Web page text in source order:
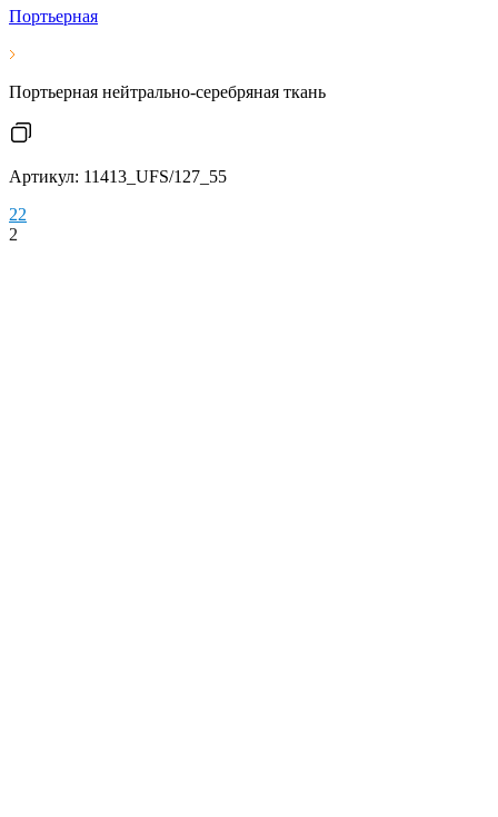
Портьерная
Портьерная нейтрально-серебряная ткань
Артикул: 11413_UFS/127_55
22
2